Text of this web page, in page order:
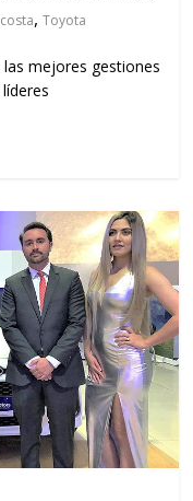
nueva
Hyundai
,Auto Magazine,
de Mercadeo de
General